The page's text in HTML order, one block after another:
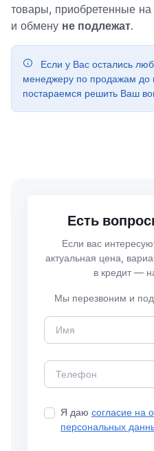
товары, приобретенные
и обмену не подлежат.
Если у Вас остались
менеджеру по продажам до
постараемся решить Ваш
Есть
Если вас
актуальная цена,
в кредит —
Мы перезвоним и
Я даю согласие на
персональных